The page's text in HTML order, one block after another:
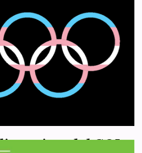
alegan tener
género femenina”
diciembre de 2021 Artículo 1 Artículo 5
el siguiente artículo de Josephine
británico MailOnline el 20 de
del COI